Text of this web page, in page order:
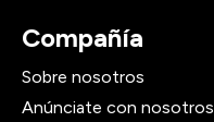
Compañía
Sobre nosotros
Anúnciate con nosotros